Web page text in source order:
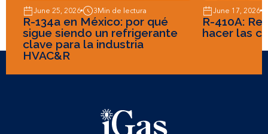
June 25, 2026 3Min de lectura
R-134a en México: por qué
sigue siendo un refrigerante
clave para la industria
HVAC&R
June 17, 2026
R-410A:
hacer las